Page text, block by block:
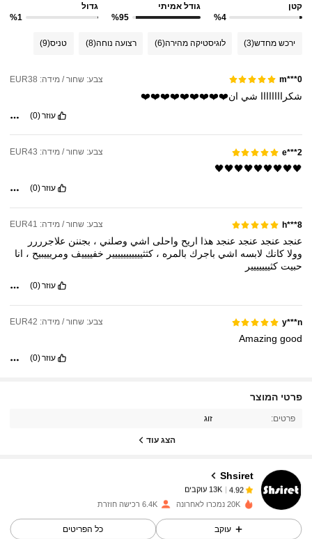
קטן
%4
גודל אמיתי
%95
גדול
%1
ירכש מחדש(3) לוגיסטיקה מהירה(6) רצועה נוחה(8) טניס(9)
m***0 צבע: שחור / מידה: EUR38
شكراااااااا شي ان❤️❤️❤️❤️❤️❤️❤️❤️❤️
עוזר(0)
e***2 צבע: שחור / מידה: EUR43
🖤🖤🖤🖤🖤🖤🖤🖤🖤
עוזר(0)
h***8 צבע: שחור / מידה: EUR41
عنجد عنجد عنجد عنجدهذا اريح واحلى اشي وصلني ، بجننن علاجرررر
وولاكانك لابسه اشي باجرك بالمره ،كثثييييييييييير خفييييف ومريييبيح ، انا
حبيتكثييييييير
עוזר(0)
y***n צבע: שחור / מידה: EUR42
Amazing good
עוזר(0)
פרטי המוצר
פרטים: זוג
הצג עוד
Shsiret
13K עוקבים
l***4 שילםלפני יום אחד
4.92 13K עוקבים
20K נמכרו לאחרונה 6.4K רכישה חוזרת
עוקב כל הפריטים